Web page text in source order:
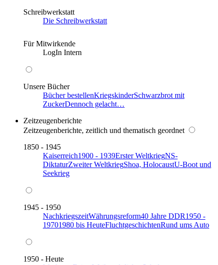
Schreibwerkstatt
Die Schreibwerkstatt
Für Mitwirkende
LogIn Intern
Unsere Bücher
Bücher bestellenKriegskinderSchwarzbrot mit
ZuckerDennoch gelacht…
Zeitzeugenberichte
Zeitzeugenberichte, zeitlich und thematisch geordnet
1850 - 1945
Kaiserreich1900 - 1939Erster WeltkriegNS-
DiktaturZweiter WeltkriegShoa, HolocaustU-Boot und
Seekrieg
1945 - 1950
NachkriegszeitWährungsreform40 Jahre DDR1950 -
19701980 bis HeuteFluchtgeschichtenRund ums Auto
1950 - Heute